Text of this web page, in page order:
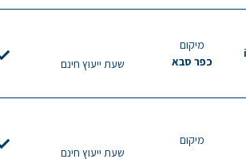
מיקום
כפר סבא
שעת ייעוץ חינם
מיקום
שעת ייעוץ חינם